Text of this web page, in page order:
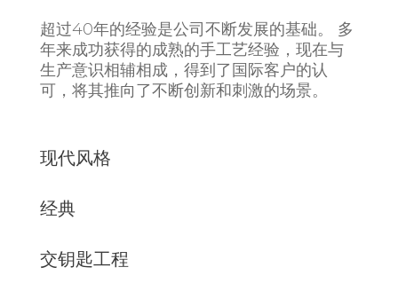
超过40年的经验是公司不断发展的基础。 多
年来成功获得的成熟的手工艺经验，现在与
生产意识相辅相成，得到了国际客户的认
可，将其推向了不断创新和刺激的场景。
现代风格
经典
交钥匙工程